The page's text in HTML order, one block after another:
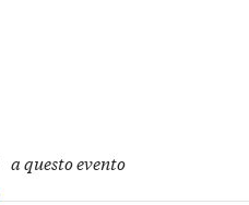
a questo evento